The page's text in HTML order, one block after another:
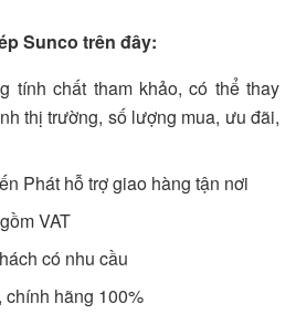
Sunco trên đây:
tính chất tham khảo, có thể thay
thị trường, số lượng mua, ưu đãi,
Phát hỗ trợ giao hàng tận nơi
VAT
có nhu cầu
chính hãng 100%